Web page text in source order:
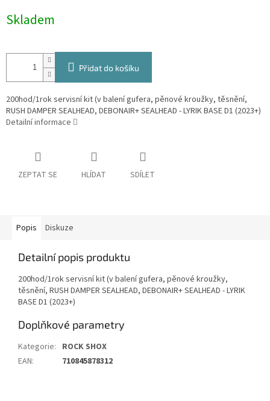
cena:
Skladem
Přidat do košíku
200hod/1rok servisní kit (v balení gufera, pěnové kroužky, těsnění,
RUSH DAMPER SEALHEAD, DEBONAIR+ SEALHEAD - LYRIK BASE D1 (2023+)
Detailní informace
ZEPTAT SE HLÍDAT SDÍLET
Popis Diskuze
Detailní popis produktu
200hod/1rok servisní kit (v balení gufera, pěnové kroužky,
těsnění, RUSH DAMPER SEALHEAD, DEBONAIR+ SEALHEAD - LYRIK
BASE D1 (2023+)
Doplňkové parametry
Kategorie: ROCK SHOX
EAN: 710845878312